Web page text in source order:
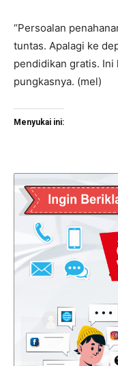
“Persoalan
tuntas. Apalagi ke
pendidikan gratis. Ini
pungkasnya. (mel)
Menyukai ini: